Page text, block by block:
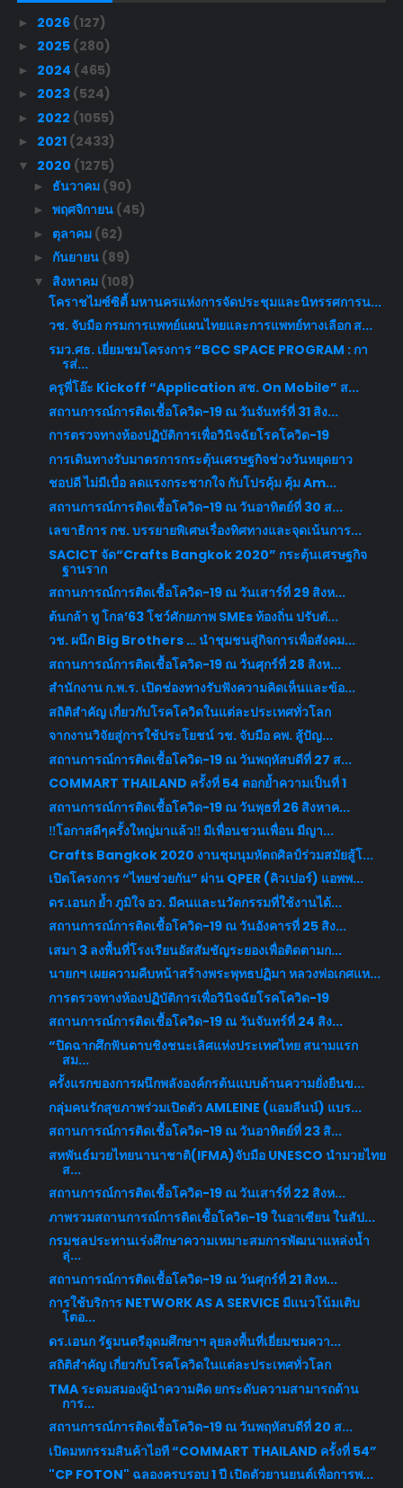
► 2026 (127)
► 2025 (280)
► 2024 (465)
► 2023 (524)
► 2022 (1055)
► 2021 (2433)
▼ 2020 (1275)
► ธันวาคม (90)
► พฤศจิกายน (45)
► ตุลาคม (62)
► กันยายน (89)
▼ สิงหาคม (108)
โคราชไมซ์ซิตี้ มหานครแห่งการจัดประชุมและนิทรรศการน...
วช. จับมือ กรมการแพทย์แผนไทยและการแพทย์ทางเลือก ส...
รมว.ศธ. เยี่ยมชมโครงการ “BCC SPACE PROGRAM : กา
รส่...
ครูพี่โอ๊ะ Kickoff “Application สช. On Mobile” ส...
สถานการณ์การติดเชื้อโควิด-19 ณ วันจันทร์ที่ 31 สิง...
การตรวจทางห้องปฏิบัติการเพื่อวินิจฉัยโรคโควิด-19
การเดินทางรับมาตรการกระตุ้นเศรษฐกิจช่วงวันหยุดยาว
ชอปดี ไม่มีเบื่อ ลดแรงกระชากใจ กับโปรคุ้ม คุ้ม Am...
สถานการณ์การติดเชื้อโควิด-19 ณ วันอาทิตย์ที่ 30 ส...
เลขาธิการ กช. บรรยายพิเศษเรื่องทิศทางและจุดเน้นการ...
SACICT จัด“Crafts Bangkok 2020” กระตุ้นเศรษฐกิจ
ฐานราก
สถานการณ์การติดเชื้อโควิด-19 ณ วันเสาร์ที่ 29 สิงห...
ต้นกล้า ทู โกล’63 โชว์ศักยภาพ SMEs ท้องถิ่น ปรับตั...
วช. ผนึก Big Brothers … นำชุมชนสู่กิจการเพื่อสังคม...
สถานการณ์การติดเชื้อโควิด-19 ณ วันศุกร์ที่ 28 สิงห...
สำนักงาน ก.พ.ร. เปิดช่องทางรับฟังความคิดเห็นและข้อ...
สถิติสำคัญ เกี่ยวกับโรคโควิดในแต่ละประเทศทั่วโลก
จากงานวิจัยสู่การใช้ประโยชน์ วช. จับมือ คพ. สู้ปัญ...
สถานการณ์การติดเชื้อโควิด-19 ณ วันพฤหัสบดีที่ 27 ส...
COMMART THAILAND ครั้งที่ 54 ตอกย้ำความเป็นที่ 1
สถานการณ์การติดเชื้อโควิด-19 ณ วันพุธที่ 26 สิงหาค...
‼️โอกาสดีๆครั้งใหญ่มาแล้ว‼️ มีเพื่อนชวนเพื่อน มีญา...
Crafts Bangkok 2020 งานชุมนุมหัตถศิลป์ร่วมสมัยสู้โ...
เปิดโครงการ “ไทยช่วยกัน” ผ่าน QPER (คิวเปอร์) แอพพ...
ดร.เอนก ย้ำ ภูมิใจ อว. มีคนและนวัตกรรมที่ใช้งานได้...
สถานการณ์การติดเชื้อโควิด-19 ณ วันอังคารที่ 25 สิง...
เสมา 3 ลงพื้นที่โรงเรียนอัสสัมชัญระยองเพื่อติดตามก...
นายกฯ เผยความคืบหน้าสร้างพระพุทธปฏิมา หลวงพ่อเกศแห...
การตรวจทางห้องปฏิบัติการเพื่อวินิจฉัยโรคโควิด-19
สถานการณ์การติดเชื้อโควิด-19 ณ วันจันทร์ที่ 24 สิง...
“ปิดฉากศึกฟันดาบชิงชนะเลิศแห่งประเทศไทย สนามแรก
สม...
ครั้งแรกของการผนึกพลังองค์กรต้นแบบด้านความยั่งยืนข...
กลุ่มคนรักสุขภาพร่วมเปิดตัว AMLEINE (แอมลีนน์) แบร...
สถานการณ์การติดเชื้อโควิด-19 ณ วันอาทิตย์ที่ 23 สิ...
สหพันธ์มวยไทยนานาชาติ(IFMA)จับมือ UNESCO นำมวยไทย
ส...
สถานการณ์การติดเชื้อโควิด-19 ณ วันเสาร์ที่ 22 สิงห...
ภาพรวมสถานการณ์การติดเชื้อโควิด-19 ในอาเซียน ในสัป...
กรมชลประทานเร่งศึกษาความเหมาะสมการพัฒนาแหล่งน้ำ
ลุ่...
สถานการณ์การติดเชื้อโควิด-19 ณ วันศุกร์ที่ 21 สิงห...
การใช้บริการ NETWORK AS A SERVICE มีแนวโน้มเติบ
โตอ...
ดร.เอนก รัฐมนตรีอุดมศึกษาฯ ลุยลงพื้นที่เยี่ยมชมควา...
สถิติสำคัญ เกี่ยวกับโรคโควิดในแต่ละประเทศทั่วโลก
TMA ระดมสมองผู้นำความคิด ยกระดับความสามารถด้าน
การ...
สถานการณ์การติดเชื้อโควิด-19 ณ วันพฤหัสบดีที่ 20 ส...
เปิดมหกรรมสินค้าไอที “COMMART THAILAND ครั้งที่ 54”
"CP FOTON" ฉลองครบรอบ 1 ปี เปิดตัวยานยนต์เพื่อการพ...